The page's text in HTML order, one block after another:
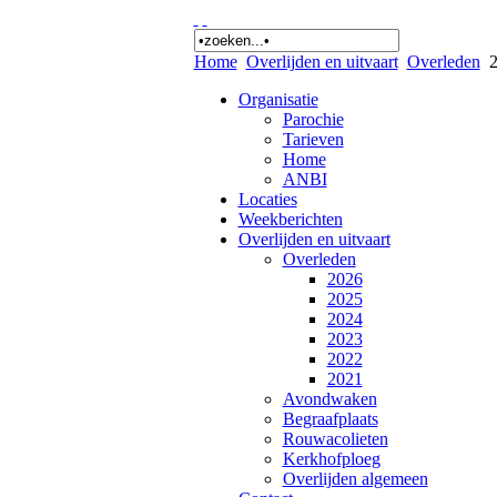
Home Overlijden en uitvaart Overleden
Organisatie
Parochie
Tarieven
Home
ANBI
Locaties
Weekberichten
Overlijden en uitvaart
Overleden
2026
2025
2024
2023
2022
2021
Avondwaken
Begraafplaats
Rouwacolieten
Kerkhofploeg
Overlijden algemeen